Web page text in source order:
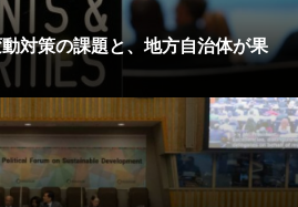
対策の課題と、地方自治体が果